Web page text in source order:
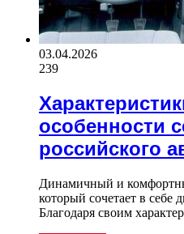
03.04.2026
239
особенности
российского
Динамичный и
который сочетает в себе
Благодаря своим